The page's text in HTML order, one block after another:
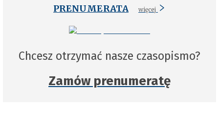
PRENUMERATA więcej
Chcesz otrzymać nasze czasopismo?
Zamów prenumeratę